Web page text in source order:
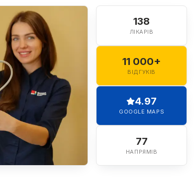
138
ЛІКАРІВ
11 000+
ВІДГУКІВ
4.97
GOOGLE MAPS
77
НАПРЯМІВ